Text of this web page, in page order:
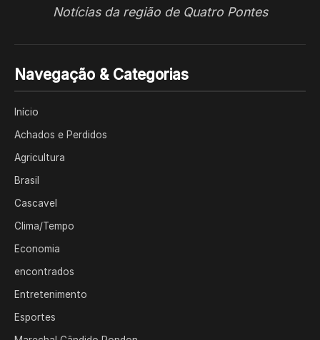
Notícias da região de Quatro Pontes
Navegação & Categorias
Início
Achados e Perdidos
Agricultura
Brasil
Cascavel
Clima/Tempo
Economia
encontrados
Entretenimento
Esportes